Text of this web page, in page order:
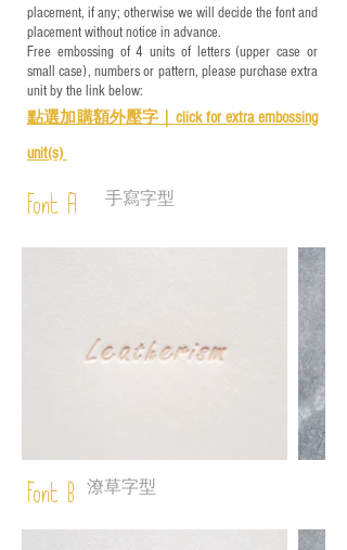
placement, if any; otherwise we will decide the font and
placement without notice in advance.
Free embossing of 4 units of letters (upper case or
small case), numbers or pattern, please purchase extra
unit by the link below:
點選加購額外壓字｜ click for extra embossing
unit(s)
Font A 手寫字型
Font B 潦草字型